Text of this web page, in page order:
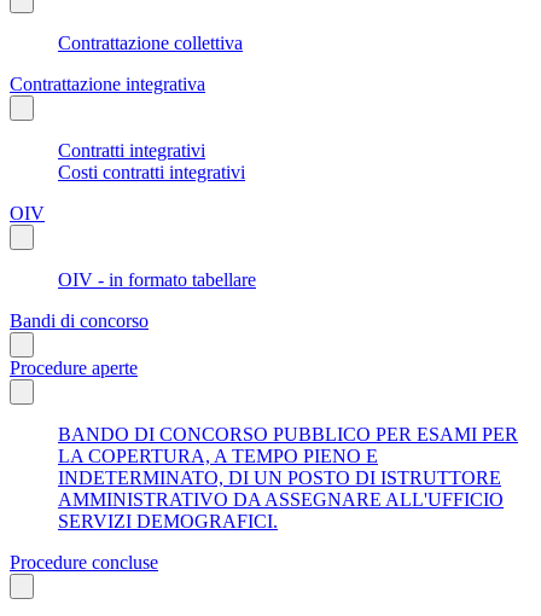
Contrattazione collettiva
Contrattazione integrativa
Contratti integrativi
Costi contratti integrativi
OIV
OIV - in formato tabellare
Bandi di concorso
Procedure aperte
BANDO DI CONCORSO PUBBLICO PER ESAMI PER
LA COPERTURA, A TEMPO PIENO E
INDETERMINATO, DI UN POSTO DI ISTRUTTORE
AMMINISTRATIVO DA ASSEGNARE ALL'UFFICIO
SERVIZI DEMOGRAFICI.
Procedure concluse